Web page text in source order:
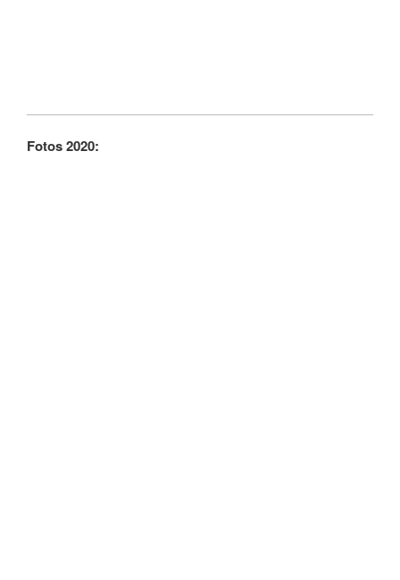
Fotos 2020: